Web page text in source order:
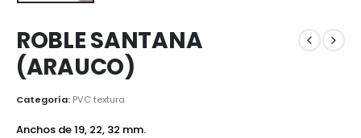
ROBLE SANTANA
(ARAUCO)
Categoría: PVC textura
Anchos de 19, 22, 32 mm.